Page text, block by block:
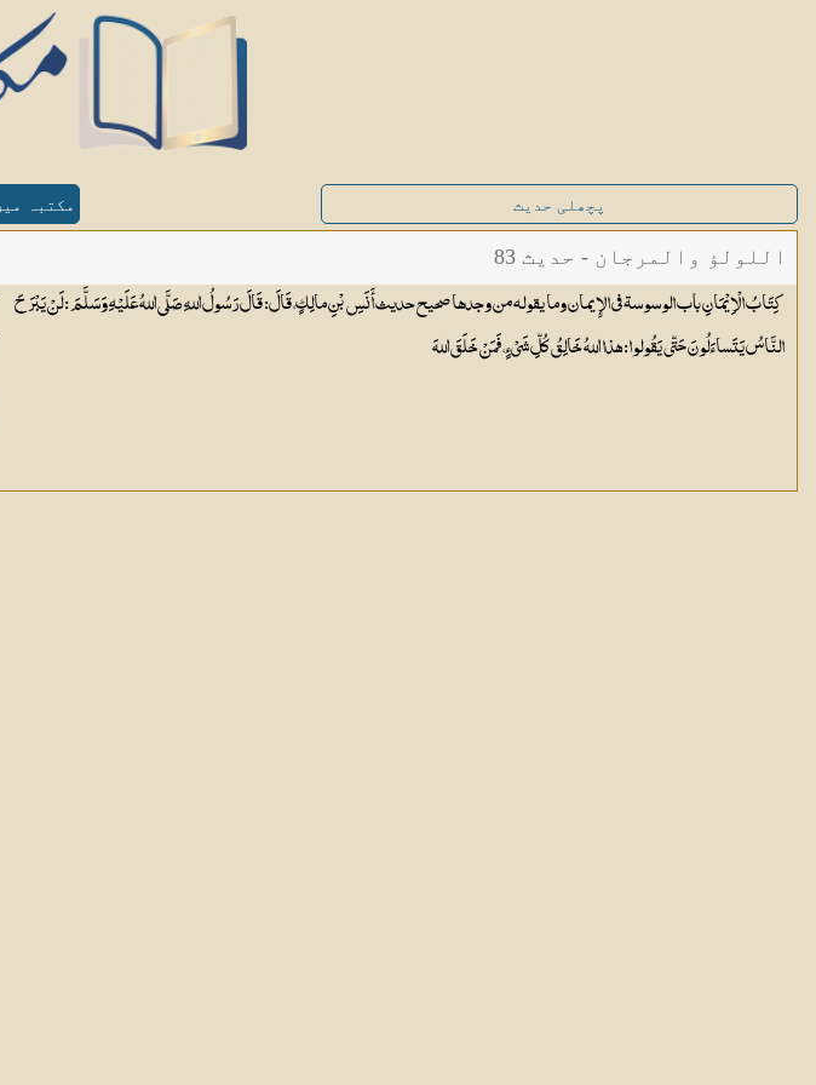
پچھلی حدیث مکتبہ
اللولؤ والمرجان - حدیث 83
کِتَابُ الْاِیْمَانِ باب الوسوسة في الإِيمان وما يقوله من وجدها صحيح حديث أَنَسِ بْنِ مالِكٍ، قَالَ: قَالَ رَسُولُ اللهِ صَلَّى اللهُ عَلَيْهِ وَسَلَّمَ : لَنْ يَبْرَحَ
النَّاسُ يَتَساءَلُونَ حَتّى يَقُولوا: هذا اللهُ خَالِقُ كُلِّ شَيْءٍ، فَمَنْ خَلَقَ اللهَ